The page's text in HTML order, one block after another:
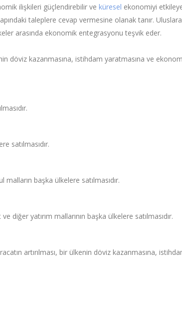
ilişkileri güçlendirebilir ve küresel ekonomiyi
taleplere cevap vermesine olanak tanır.
arasında ekonomik entegrasyonu teşvik eder.
döviz kazanmasına, istihdam yaratmasına ve
satılmasıdır.
başka ülkelere satılmasıdır.
diğer yatırım mallarının başka ülkelere satılmasıdır.
artırılması, bir ülkenin döviz kazanmasına,